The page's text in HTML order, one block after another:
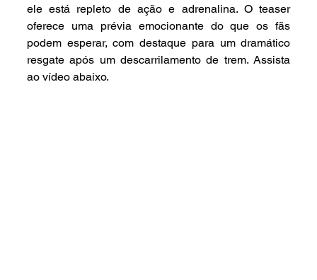
ele está repleto de ação e adrenalina. O teaser
oferece uma prévia emocionante do que os fãs
podem esperar, com destaque para um dramático
resgate após um descarrilamento de trem. Assista
ao vídeo abaixo.